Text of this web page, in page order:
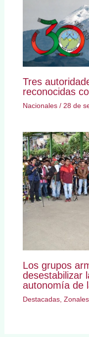
Tres
reconocidas
Nacionales/ 28 de
Los grupos
desestabilizar
autonomía de
Destacadas, Zonales